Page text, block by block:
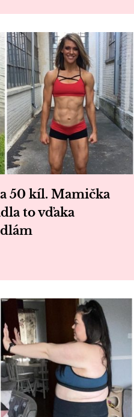
50 kíl. Mamička
to vďaka